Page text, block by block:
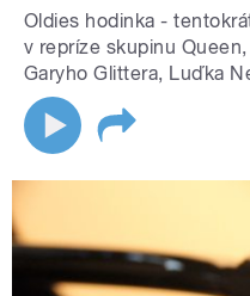
Oldies hodinka -
v repríze skupinu
Garyho Glittera, Luďka